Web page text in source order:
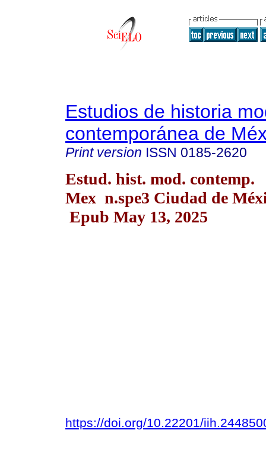
Estudios de historia
contemporánea de
Print version ISSN 0185-2620
Estud. hist. mod. contemp.
Mex n.spe3 Ciudad de
Epub May 13, 2025
https://doi.org/10.22201/